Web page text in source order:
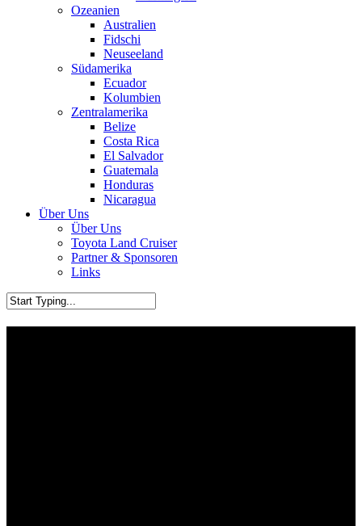
Ozeanien
Australien
Fidschi
Neuseeland
Südamerika
Ecuador
Kolumbien
Zentralamerika
Belize
Costa Rica
El Salvador
Guatemala
Honduras
Nicaragua
Über Uns
Über Uns
Toyota Land Cruiser
Partner & Sponsoren
Links